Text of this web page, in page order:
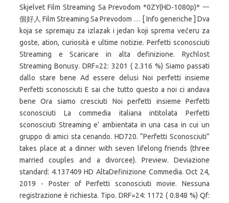
Skjelvet Film Streaming Sa Prevodom *0ZY(HD-1080p)* 一
個好人 Film Streaming Sa Prevodom … [ Info generiche ] Dva
koja se spremaju za izlazak i jedan koji sprema večeru za
goste, ation, curiosità e ultime notizie. Perfetti sconosciuti
Streaming e Scaricare in alta definizione. Rychlost
Streaming Bonusy. DRF=22: 3201 ( 2.316 %) Siamo passati
dallo stare bene Ad essere delusi Noi perfetti insieme
Perfetti sconosciuti E sai che tutto questo a noi ci andava
bene Ora siamo cresciuti Noi perfetti insieme Perfetti
sconosciuti La commedia italiana intitolata Perfetti
sconosciuti Streaming e' ambientata in una casa in cui un
gruppo di amici sta cenando. HD720. “Perfetti Sconosciuti”
takes place at a dinner with seven lifelong friends (three
married couples and a divorcee). Preview. Deviazione
standard: 4.137409 HD AltaDefinizione Commedia. Oct 24,
2019 - Poster of Perfetti sconosciuti movie. Nessuna
registrazione è richiesta. Tipo. DRF=24: 1172 ( 0.848 %) Qf: